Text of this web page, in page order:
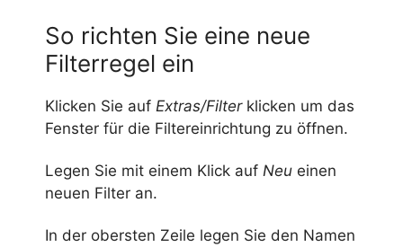
So richten Sie eine neue
Filterregel ein
Klicken Sie auf Extras/Filterklicken um das
Fenster für die Filtereinrichtung zu öffnen.
Legen Sie mit einem Klick auf Neu einen
neuen Filter an.
In der obersten Zeile legen Sie den Namen